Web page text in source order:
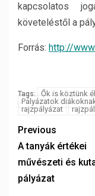
kapcsolatos
követeléstől a
Forrás: http://
Tags: Ők is köztünk
Pályázatok
rajzpályázat
Previous
A tanyák értékei
művészeti és
pályázat